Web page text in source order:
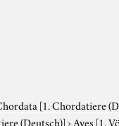
[1. Chordatiere
(Deutsch)]›Aves [1.